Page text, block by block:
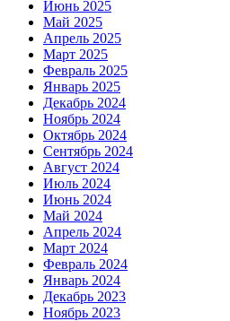
Июнь 2025
Май 2025
Апрель 2025
Март 2025
Февраль 2025
Январь 2025
Декабрь 2024
Ноябрь 2024
Октябрь 2024
Сентябрь 2024
Август 2024
Июль 2024
Июнь 2024
Май 2024
Апрель 2024
Март 2024
Февраль 2024
Январь 2024
Декабрь 2023
Ноябрь 2023